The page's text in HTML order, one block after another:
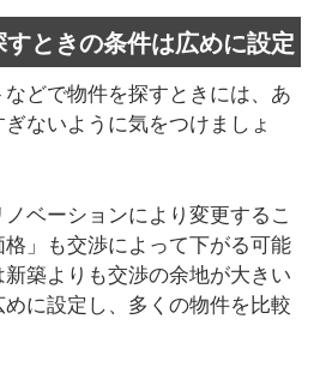
ときの条件は広めに設定
どで物件を探すときには、あ
ないように気をつけましょ
ベーションにより変更するこ
」も交渉によって下がる可能
築よりも交渉の余地が大きい
に設定し、多くの物件を比較